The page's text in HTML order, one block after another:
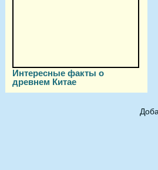
Интересные факты о
древнем Китае